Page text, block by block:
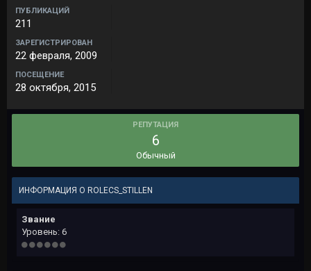
ПУБЛИКАЦИЙ
211
ЗАРЕГИСТРИРОВАН
22 февраля, 2009
ПОСЕЩЕНИЕ
28 октября, 2015
РЕПУТАЦИЯ
6
Обычный
ИНФОРМАЦИЯ О ROLECS_STILLEN
Звание
Уровень: 6